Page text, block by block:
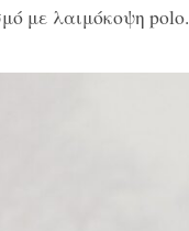
με λαιμόκοψη polo.